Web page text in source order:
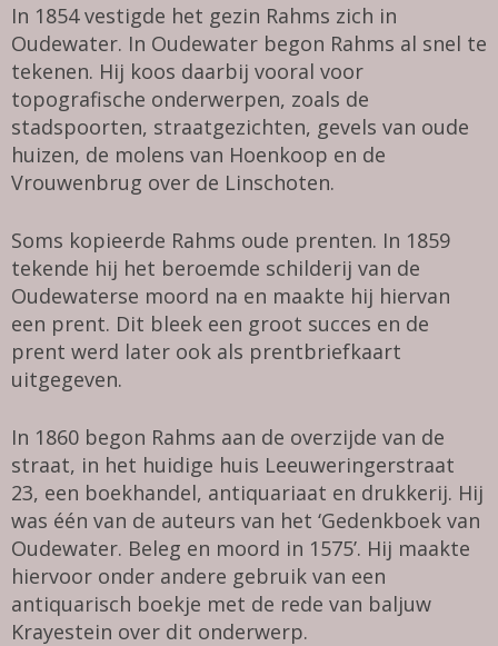
In 1854 vestigde het gezin Rahms zich in
Oudewater. In Oudewater begon Rahms al snel te
tekenen. Hij koos daarbij vooral voor
topografische onderwerpen, zoals de
stadspoorten, straatgezichten, gevels van oude
huizen, de molens van Hoenkoop en de
Vrouwenbrug over de Linschoten.
Soms kopieerde Rahms oude prenten. In 1859
tekende hij het beroemde schilderij van de
Oudewaterse moord na en maakte hij hiervan
een prent. Dit bleek een groot succes en de
prent werd later ook als prentbriefkaart
uitgegeven.
In 1860 begon Rahms aan de overzijde van de
straat, in het huidige huis Leeuweringerstraat
23, een boekhandel, antiquariaat en drukkerij. Hij
was één van de auteurs van het ‘Gedenkboek van
Oudewater. Beleg en moord in 1575’. Hij maakte
hiervoor onder andere gebruik van een
antiquarisch boekje met de rede van baljuw
Krayestein over dit onderwerp.